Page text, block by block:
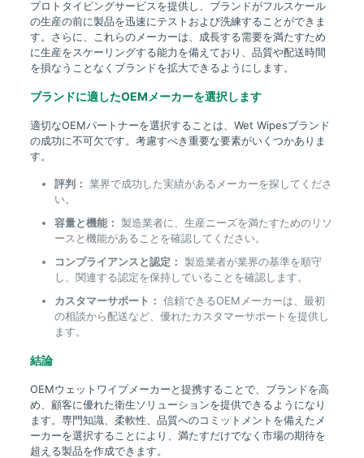
プロトタイピングサービスを提供し、ブランドがフルスケール
の生産の前に製品を迅速にテストおよび洗練することができま
す。さらに、これらのメーカーは、成長する需要を満たすため
に生産をスケーリングする能力を備えており、品質や配送時間
を損なうことなくブランドを拡大できるようにします。
ブランドに適したOEMメーカーを選択します
適切なOEMパートナーを選択することは、Wet Wipesブランド
の成功に不可欠です。考慮すべき重要な要素がいくつかありま
す。
評判： 業界で成功した実績があるメーカーを探してくださ
い。
容量と機能： 製造業者に、生産ニーズを満たすためのリソ
ースと機能があることを確認してください。
コンプライアンスと認定： 製造業者が業界の基準を順守
し、関連する認定を保持していることを確認します。
カスタマーサポート： 信頼できるOEMメーカーは、最初
の相談から配送など、優れたカスタマーサポートを提供し
ます。
結論
OEMウェットワイプメーカーと提携することで、ブランドを高
め、顧客に優れた衛生ソリューションを提供できるようになり
ます。専門知識、柔軟性、品質へのコミットメントを備えたメ
ーカーを選択することにより、満たすだけでなく市場の期待を
超える製品を作成できます。